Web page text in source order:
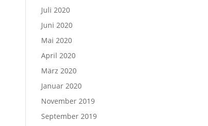
Juli 2020
Juni 2020
Mai 2020
April 2020
März 2020
Januar 2020
November 2019
September 2019